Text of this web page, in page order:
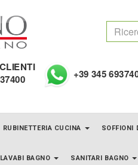
+39 345
RUBINETTERIA CUCINA SOFFIONI
LAVABI BAGNO SANITARI BAGNO